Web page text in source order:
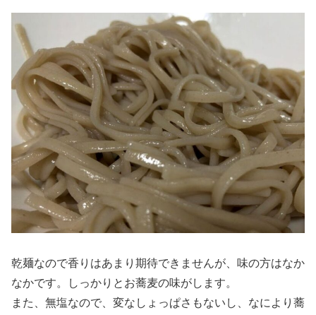
乾麺なので香りはあまり期待できませんが、味の方はなか
なかです。しっかりとお蕎麦の味がします。
また、無塩なので、変なしょっぱさもないし、なにより蕎